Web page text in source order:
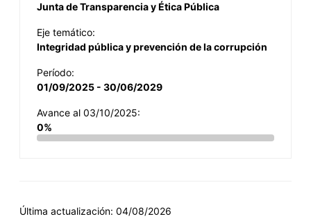
Junta de Transparencia y Ética Pública
Eje temático:
Integridad pública y prevención de la corrupción
Período:
01/09/2025 - 30/06/2029
Avance al 03/10/2025:
0%
Última actualización: 04/08/2026